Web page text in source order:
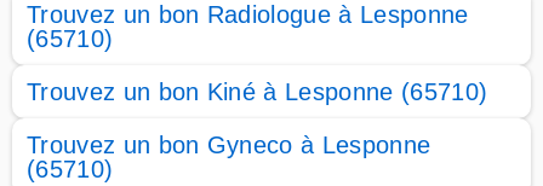
Trouvez un bon Radiologue à Lesponne
(65710)
Trouvez un bon Kiné à Lesponne (65710)
Trouvez un bon Gyneco à Lesponne
(65710)